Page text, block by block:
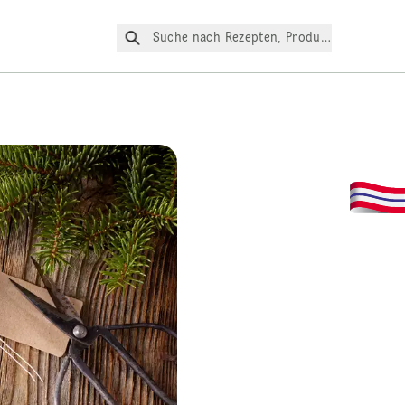
Suche nach Rezepten, Produkte, etc.